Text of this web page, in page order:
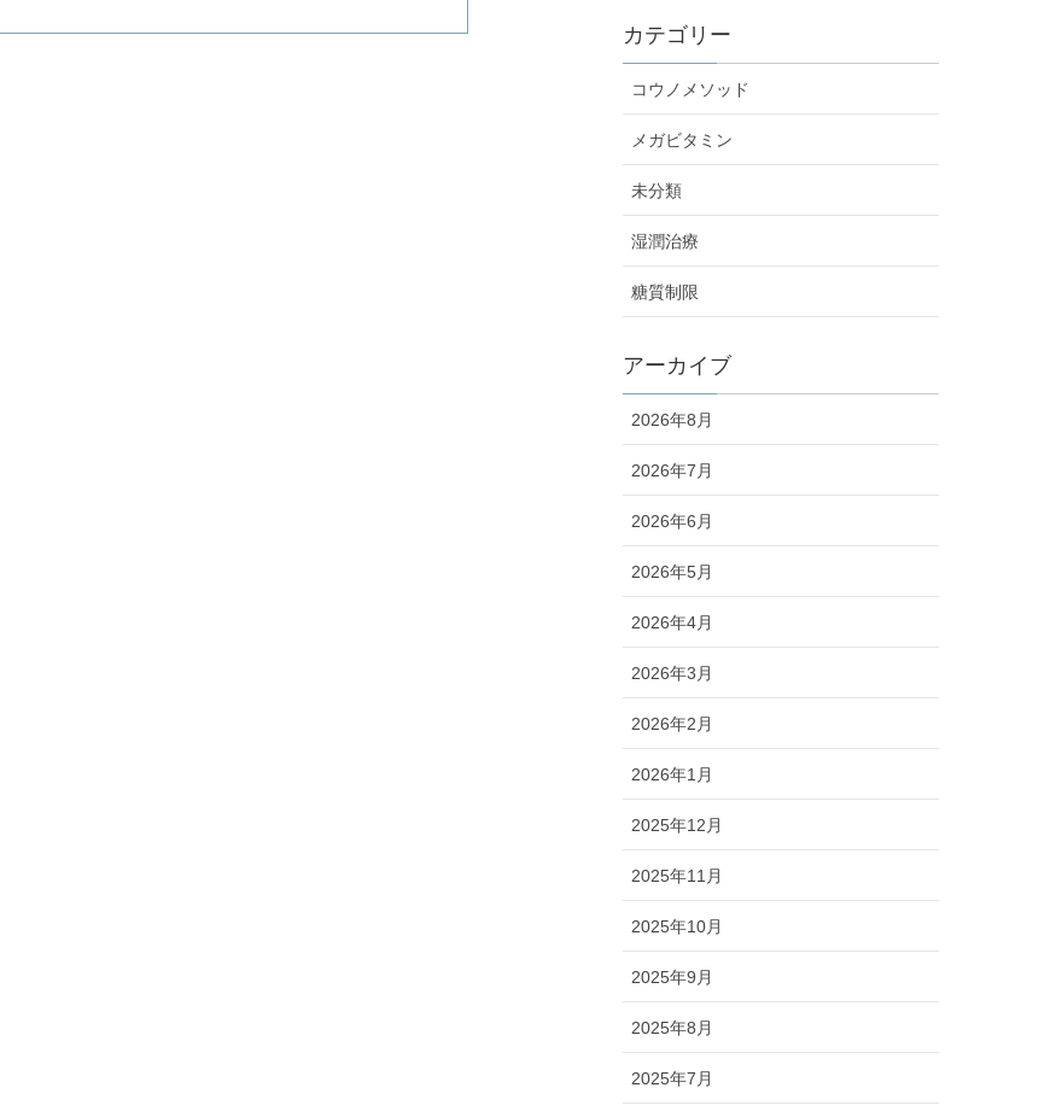
カテゴリー
コウノメソッド
メガビタミン
未分類
湿潤治療
糖質制限
アーカイブ
2026年8月
2026年7月
2026年6月
2026年5月
2026年4月
2026年3月
2026年2月
2026年1月
2025年12月
2025年11月
2025年10月
2025年9月
2025年8月
2025年7月